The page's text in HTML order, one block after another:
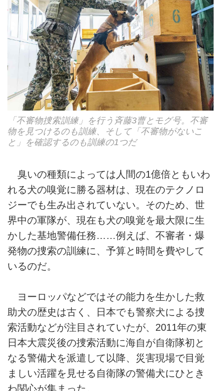
「不審物捜索訓練」を行う斉藤3曹とモグ号。不審
物を見つけるのも訓練、そして「不審物がないこ
と」を確認するのも訓練の1つだ
臭いの種類によっては人間の1億倍ともいわ
れる犬の嗅覚に勝る器材は、現在のテクノロ
ジーでも生み出されていない。そのため、世
界中の軍隊が、現在も犬の嗅覚を最大限に生
かした基地警備任務……例えば、不審者・爆
発物の捜索の訓練に、予算と時間を費やして
いるのだ。
ヨーロッパなどではその能力を生かした救
助犬の歴史は古く、日本でも警察犬による捜
索活動などが注目されていたが、2011年の東
日本大震災後の捜索活動に海自が自衛隊初と
なる警備犬を派遣して以降、災害現場で目覚
ましい活躍を見せる自衛隊の警備犬にひとき
わ関心が集まった。